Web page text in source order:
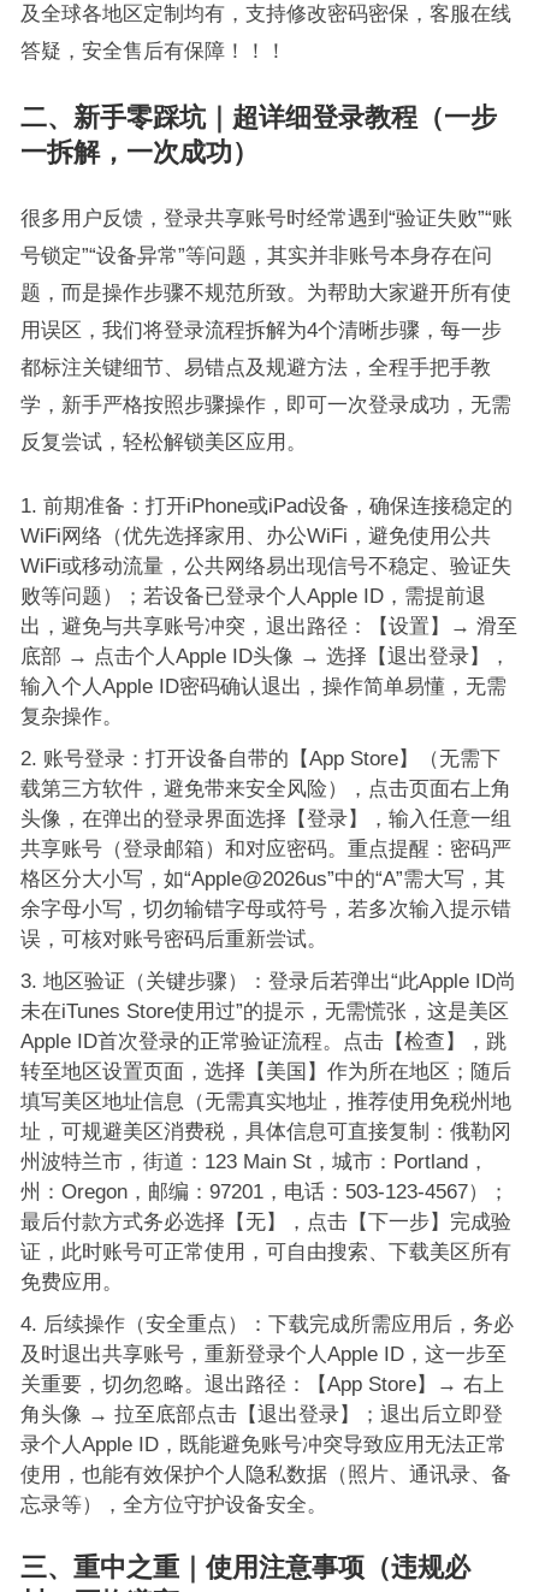
及全球各地区定制均有，支持修改密码密保，客服在线
答疑，安全售后有保障！！！
二、新手零踩坑｜超详细登录教程（一步
一拆解，一次成功）
很多用户反馈，登录共享账号时经常遇到“验证失败”“账
号锁定”“设备异常”等问题，其实并非账号本身存在问
题，而是操作步骤不规范所致。为帮助大家避开所有使
用误区，我们将登录流程拆解为4个清晰步骤，每一步
都标注关键细节、易错点及规避方法，全程手把手教
学，新手严格按照步骤操作，即可一次登录成功，无需
反复尝试，轻松解锁美区应用。
前期准备：打开iPhone或iPad设备，确保连接稳定的
WiFi网络（优先选择家用、办公WiFi，避免使用公共
WiFi或移动流量，公共网络易出现信号不稳定、验证失
败等问题）；若设备已登录个人Apple ID，需提前退
出，避免与共享账号冲突，退出路径：【设置】→ 滑至
底部 → 点击个人Apple ID头像 → 选择【退出登录】，
输入个人Apple ID密码确认退出，操作简单易懂，无需
复杂操作。
账号登录：打开设备自带的【App Store】（无需下
载第三方软件，避免带来安全风险），点击页面右上角
头像，在弹出的登录界面选择【登录】，输入任意一组
共享账号（登录邮箱）和对应密码。重点提醒：密码严
格区分大小写，如“Apple@2026us”中的“A”需大写，其
余字母小写，切勿输错字母或符号，若多次输入提示错
误，可核对账号密码后重新尝试。
地区验证（关键步骤）：登录后若弹出“此Apple ID尚
未在iTunes Store使用过”的提示，无需慌张，这是美区
Apple ID首次登录的正常验证流程。点击【检查】，跳
转至地区设置页面，选择【美国】作为所在地区；随后
填写美区地址信息（无需真实地址，推荐使用免税州地
址，可规避美区消费税，具体信息可直接复制：俄勒冈
州波特兰市，街道：123 Main St，城市：Portland，
州：Oregon，邮编：97201，电话：503-123-4567）；
最后付款方式务必选择【无】，点击【下一步】完成验
证，此时账号可正常使用，可自由搜索、下载美区所有
免费应用。
后续操作（安全重点）：下载完成所需应用后，务必
及时退出共享账号，重新登录个人Apple ID，这一步至
关重要，切勿忽略。退出路径：【App Store】→ 右上
角头像 → 拉至底部点击【退出登录】；退出后立即登
录个人Apple ID，既能避免账号冲突导致应用无法正常
使用，也能有效保护个人隐私数据（照片、通讯录、备
忘录等），全方位守护设备安全。
三、重中之重｜使用注意事项（违规必